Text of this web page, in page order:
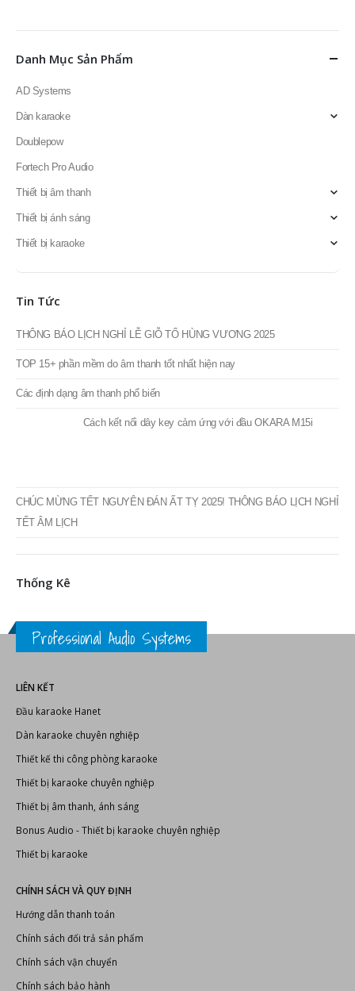
Dàn karaoke
Doublepow
Fortech Pro Audio
Thiết bị âm thanh
Thiết bị ánh sáng
Thiết bị karaoke
Tin Tức
Các định dạng âm thanh phổ biến
Cách kết nối dây key cảm ứng với đầu OKARA M15i
Thống Kê
Professional Audio Systems
LIÊN KẾT
Dàn karaoke chuyên nghiệp
Thiết kế thi công phòng karaoke
Thiết bị karaoke chuyên nghiệp
Thiết bị âm thanh, ánh sáng
Bonus Audio-Thiết bị karaoke chuyên nghiệp
Thiết bị karaoke
CHÍNH SÁCH VÀ QUY ĐỊNH
Hướng dẫn thanh toán
Chính sách đổi trả sản phẩm
Chính sách vận chuyển
Chính sách bảo hành
Chính sách bảo mật thông tin